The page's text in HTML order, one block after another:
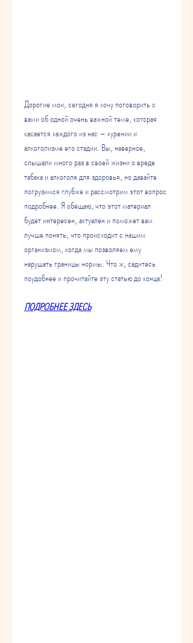
Дорогие мои, сегодня я хочу поговорить с
вами об одной очень важной теме, которая
касается каждого из нас – курении и
алкоголизме его стадии. Вы, наверное,
слышали много раз в своей жизни о вреде
табака и алкоголя для здоровья, но давайте
погрузимся глубже и рассмотрим этот вопрос
подробнее. Я обещаю, что этот материал
будет интересен, актуален и поможет вам
лучше понять, что происходит с нашим
организмом, когда мы позволяем ему
нарушать границы нормы. Что ж, садитесь
поудобнее и прочитайте эту статью до конца!
ПОДРОБНЕЕ ЗДЕСЬ